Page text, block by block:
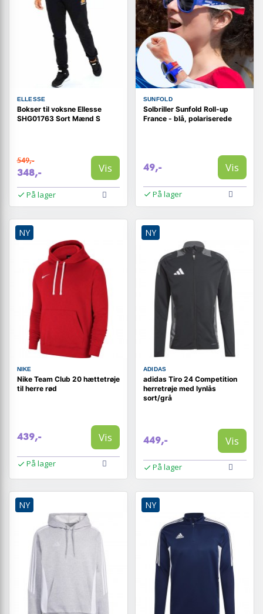
ELLESSE
Bokser til voksne Ellesse
SHG01763 Sort Mænd S
549,-
348,- Vis
På lager
SUNFOLD
Solbriller Sunfold Roll-up
France - blå, polariserede
49,- Vis
På lager
NY
NIKE
Nike Team Club 20 hættetrøje
til herre rød
439,- Vis
På lager
NY
ADIDAS
adidas Tiro 24 Competition
herretrøje med lynlås
sort/grå
449,- Vis
På lager
NY NY